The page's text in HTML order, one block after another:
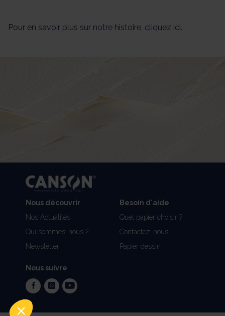
Pour en savoir plus sur notre histoire, cliquez ici.
Nous découvrir
Nos Actualités
Qui sommes-nous ?
Newsletter
Besoin d'aide
Quel papier choisir ?
Contactez-nous
Papier dessin
Nous suivre
facebookinstagram
youtube